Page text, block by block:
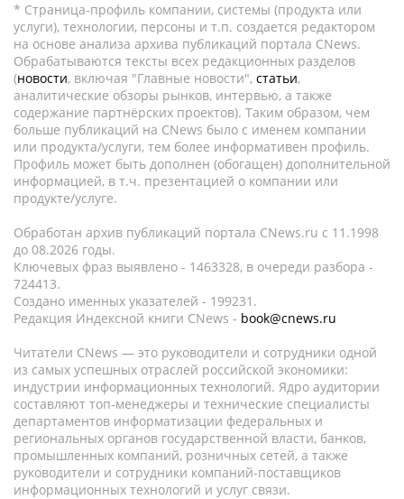
* Страница-профиль компании, системы (продукта или
услуги), технологии, персоны и т.п. создается редактором
на основе анализа архива публикаций портала CNews.
Обрабатываются тексты всех редакционных разделов
(новости, включая "Главные новости", статьи,
аналитические обзоры рынков, интервью, а также
содержание партнёрских проектов). Таким образом, чем
больше публикаций на CNews было с именем компании
или продукта/услуги, тем более информативен профиль.
Профиль может быть дополнен (обогащен) дополнительной
информацией, в т.ч. презентацией о компании или
продукте/услуге.
Обработан архив публикаций портала CNews.ru c 11.1998
до 08.2026 годы.
Ключевых фраз выявлено - 1463328, в очереди разбора -
724413.
Создано именных указателей - 199231.
Редакция Индексной книги CNews - book@cnews.ru
Читатели CNews — это руководители и сотрудники одной
из самых успешных отраслей российской экономики:
индустрии информационных технологий. Ядро аудитории
составляют топ-менеджеры и технические специалисты
департаментов информатизации федеральных и
региональных органов государственной власти, банков,
промышленных компаний, розничных сетей, а также
руководители и сотрудники компаний-поставщиков
информационных технологий и услуг связи.